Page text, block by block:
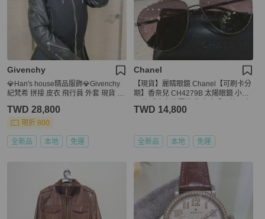
Givenchy
💎Han's house精品服飾💎Givenchy
紀梵希 拼接 皮衣 飛行員 外套 現貨 原
TWD 28,800
現折 800
全新品 本地 免運
Chanel
【現貨】麗睛眼鏡 Chanel【可刷卡分
期】香奈兒 CH4279B 太陽眼鏡 小香
員太陽眼鏡
TWD 14,800
全新品 本地 免運